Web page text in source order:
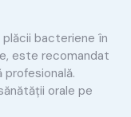
bacteriene în
este recomandat
orale pe